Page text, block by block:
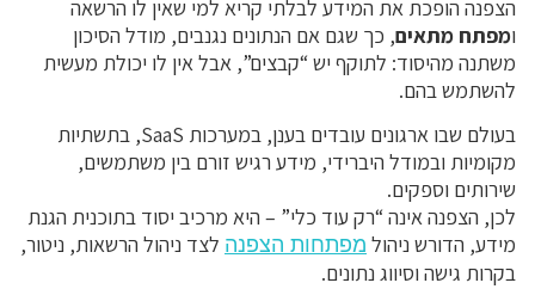
הצפנה הופכת את המידע לבלתי קריא למי שאין לו הרשאה
ומפתח מתאים, כך שגם אם הנתונים נגנבים, מודל הסיכון
משתנה מהיסוד: לתוקף יש “קבצים”, אבל אין לו יכולת מעשית
להשתמש בהם.
בעולם שבו ארגונים עובדים בענן, במערכות SaaS, בתשתיות
מקומיות ובמודל היברידי, מידע רגיש זורם בין משתמשים,
שירותים וספקים.
לכן, הצפנה אינה “רק עוד כלי” – היא מרכיב יסוד בתוכנית הגנת
מידע, הדורש ניהול מפתחות הצפנה לצד ניהול הרשאות, ניטור,
בקרות גישה וסיווג נתונים.